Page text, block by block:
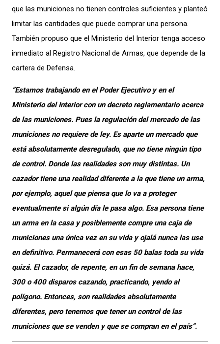
que las municiones no tienen controles suficientes y planteó
limitar las cantidades que puede comprar una persona.
También propuso que el Ministerio del Interior tenga acceso
inmediato al Registro Nacional de Armas, que depende de la
cartera de Defensa.
“Estamos trabajando en el Poder Ejecutivo y en el
Ministerio del Interior con un decreto reglamentario acerca
de las municiones. Pues la regulación del mercado de las
municiones no requiere de ley. Es aparte un mercado que
está absolutamente desregulado, que no tiene ningún tipo
de control. Donde las realidades son muy distintas. Un
cazador tiene una realidad diferente a la que tiene un arma,
por ejemplo, aquel que piensa que lo va a proteger
eventualmente si algún día le pasa algo. Esa persona tiene
un arma en la casa y posiblemente compre una caja de
municiones una única vez en su vida y ojalá nunca las use
en definitivo. Permanecerá con esas 50 balas toda su vida
quizá. El cazador, de repente, en un fin de semana hace,
300 o 400 disparos cazando, practicando, yendo al
polígono. Entonces, son realidades absolutamente
diferentes, pero tenemos que tener un control de las
municiones que se venden y que se compran en el país”.